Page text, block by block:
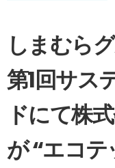
しまむら
第1回サス
ドにて株
が “エコ